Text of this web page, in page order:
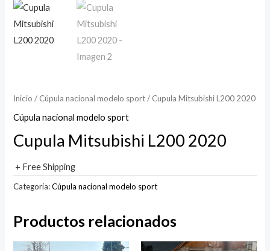
Inicio / Cúpula nacional modelo sport/ Cupula Mitsubishi L200 2020
Cúpula nacional modelo sport
Cupula Mitsubishi L200 2020
+ Free Shipping
Categoría:Cúpula nacional modelo sport
Productos relacionados